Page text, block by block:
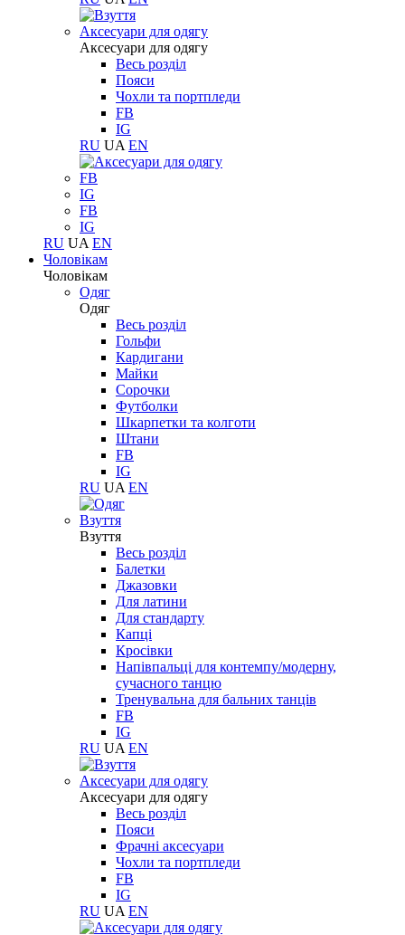
Aксесуари для одягу
Aксесуари для одягу
Весь розділ
Пояси
Чохли та портпледи
FB
IG
RU UA EN
FB
IG
FB
IG
RU UA EN
Чоловікам
Чоловікам
Одяг
Одяг
Весь розділ
Гольфи
Кардигани
Майки
Сорочки
Футболки
Шкарпетки та колготи
Штани
FB
IG
RU UA EN
Взуття
Взуття
Весь розділ
Балетки
Джазовки
Для латини
Для стандарту
Капці
Кросівки
Напівпальці для контемпу/модерну,
сучасного танцю
Тренувальна для бальних танців
FB
IG
RU UA EN
Aксесуари для одягу
Aксесуари для одягу
Весь розділ
Пояси
Фрачні аксесуари
Чохли та портпледи
FB
IG
RU UA EN